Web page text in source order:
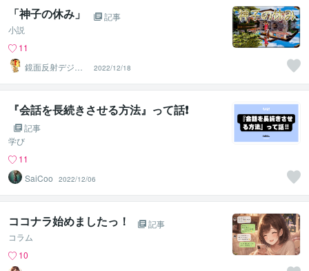
「神子の休み」
記事
小説
11
鏡面反射デジタ
ルアート製作所
（鈴木穣）
2022/12/18
『会話を長続きさせる方法』って話❗️
記事
学び
11
SaiCoo
2022/12/06
ココナラ始めましたっ！
記事
コラム
10